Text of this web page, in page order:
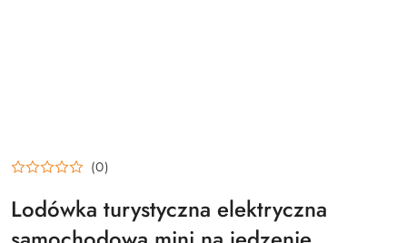
(0)
Lodówka turystyczna elektryczna